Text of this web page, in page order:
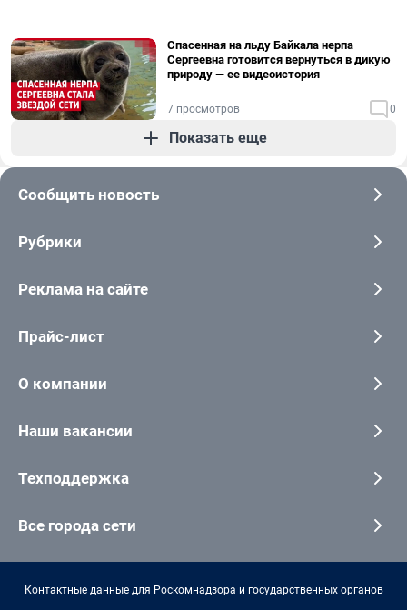
Спасенная на льду Байкала нерпа
Сергеевна готовится вернуться в дикую
природу — ее видеоистория
7 просмотров 0
Показать еще
Сообщить новость
Рубрики
Реклама на сайте
Прайс-лист
О компании
Наши вакансии
Техподдержка
Все города сети
Контактные данные для Роскомнадзора и государственных органов